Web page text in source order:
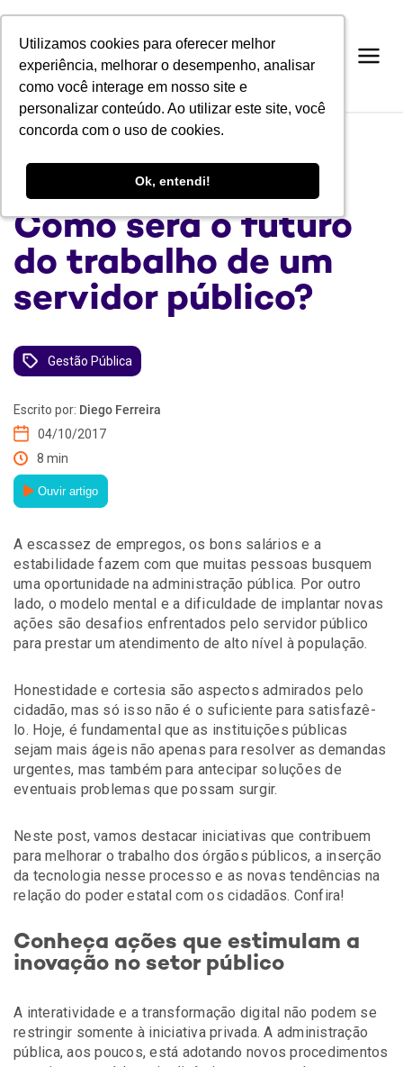
Utilizamos cookies para oferecer melhor
experiência, melhorar o desempenho, analisar
como você interage em nosso site e
personalizar conteúdo. Ao utilizar este site, você
concorda com o uso de cookies.
Ok, entendi!
Utilizamos cookies para oferecer melhor
experiência, melhorar o desempenho, analisar
como você interage em nosso site e
personalizar conteúdo. Ao utilizar este site, você
concorda com o uso de cookies.
Ok, entendi!
Como será o futuro
do trabalho de um
servidor público?
Gestão Pública
Escrito por: Diego Ferreira
04/10/2017
8 min
Ouvir artigo
A escassez de empregos, os bons salários e a
estabilidade fazem com que muitas pessoas busquem
uma oportunidade na administração pública. Por outro
lado, o modelo mental e a dificuldade de implantar novas
ações são desafios enfrentados pelo servidor público
para prestar um atendimento de alto nível à população.
Honestidade e cortesia são aspectos admirados pelo
cidadão, mas só isso não é o suficiente para satisfazê-
lo. Hoje, é fundamental que as instituições públicas
sejam mais ágeis não apenas para resolver as demandas
urgentes, mas também para antecipar soluções de
eventuais problemas que possam surgir.
Neste post, vamos destacar iniciativas que contribuem
para melhorar o trabalho dos órgãos públicos, a inserção
da tecnologia nesse processo e as novas tendências na
relação do poder estatal com os cidadãos. Confira!
Conheça ações que estimulam a
inovação no setor público
A interatividade e a transformação digital não podem se
restringir somente à iniciativa privada. A administração
pública, aos poucos, está adotando novos procedimentos